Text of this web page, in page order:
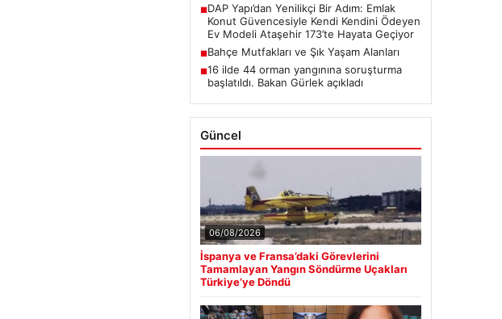
■DAP Yapı’dan Yenilikçi Bir Adım: Emlak
Konut Güvencesiyle Kendi Kendini Ödeyen
Ev Modeli Ataşehir 173’te Hayata Geçiyor
■Bahçe Mutfakları ve Şık Yaşam Alanları
■16 ilde 44 orman yangınına soruşturma
başlatıldı. Bakan Gürlek açıkladı
Güncel
06/08/2026
İspanya ve Fransa’daki Görevlerini
Tamamlayan Yangın Söndürme Uçakları
Türkiye’ye Döndü